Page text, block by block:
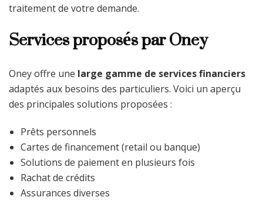
traitement de votre demande.
Services proposés par Oney
Oney offre une large gamme de services financiers
adaptés aux besoins des particuliers. Voici un aperçu
des principales solutions proposées :
Prêts personnels
Cartes de financement (retail ou banque)
Solutions de paiement en plusieurs fois
Rachat de crédits
Assurances diverses